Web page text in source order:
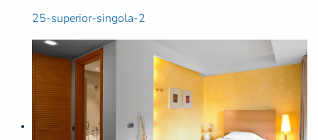
25-superior-singola-2